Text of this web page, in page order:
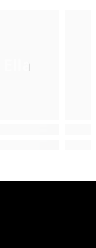
Ella